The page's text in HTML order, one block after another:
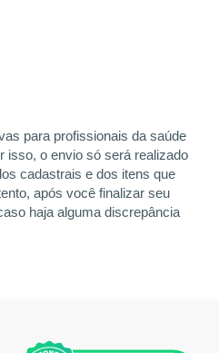
para profissionais da saúde
isso, o envio só será realizado
cadastrais e dos itens que
após você finalizar seu
haja alguma discrepância